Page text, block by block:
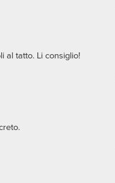
al tatto. Li consiglio!